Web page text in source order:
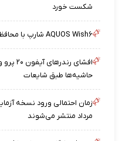
شکست خورد
AQUOS Wish۶ شارپ با محافظت در برابر کلاهبرداری معرفی شد
افشای
حاشیه‌ها طبق شایعات
مرداد منتشر می‌شوند